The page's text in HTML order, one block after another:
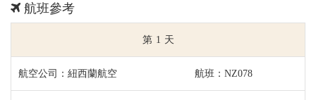
航班參考
1
紐西蘭航空 NZ078